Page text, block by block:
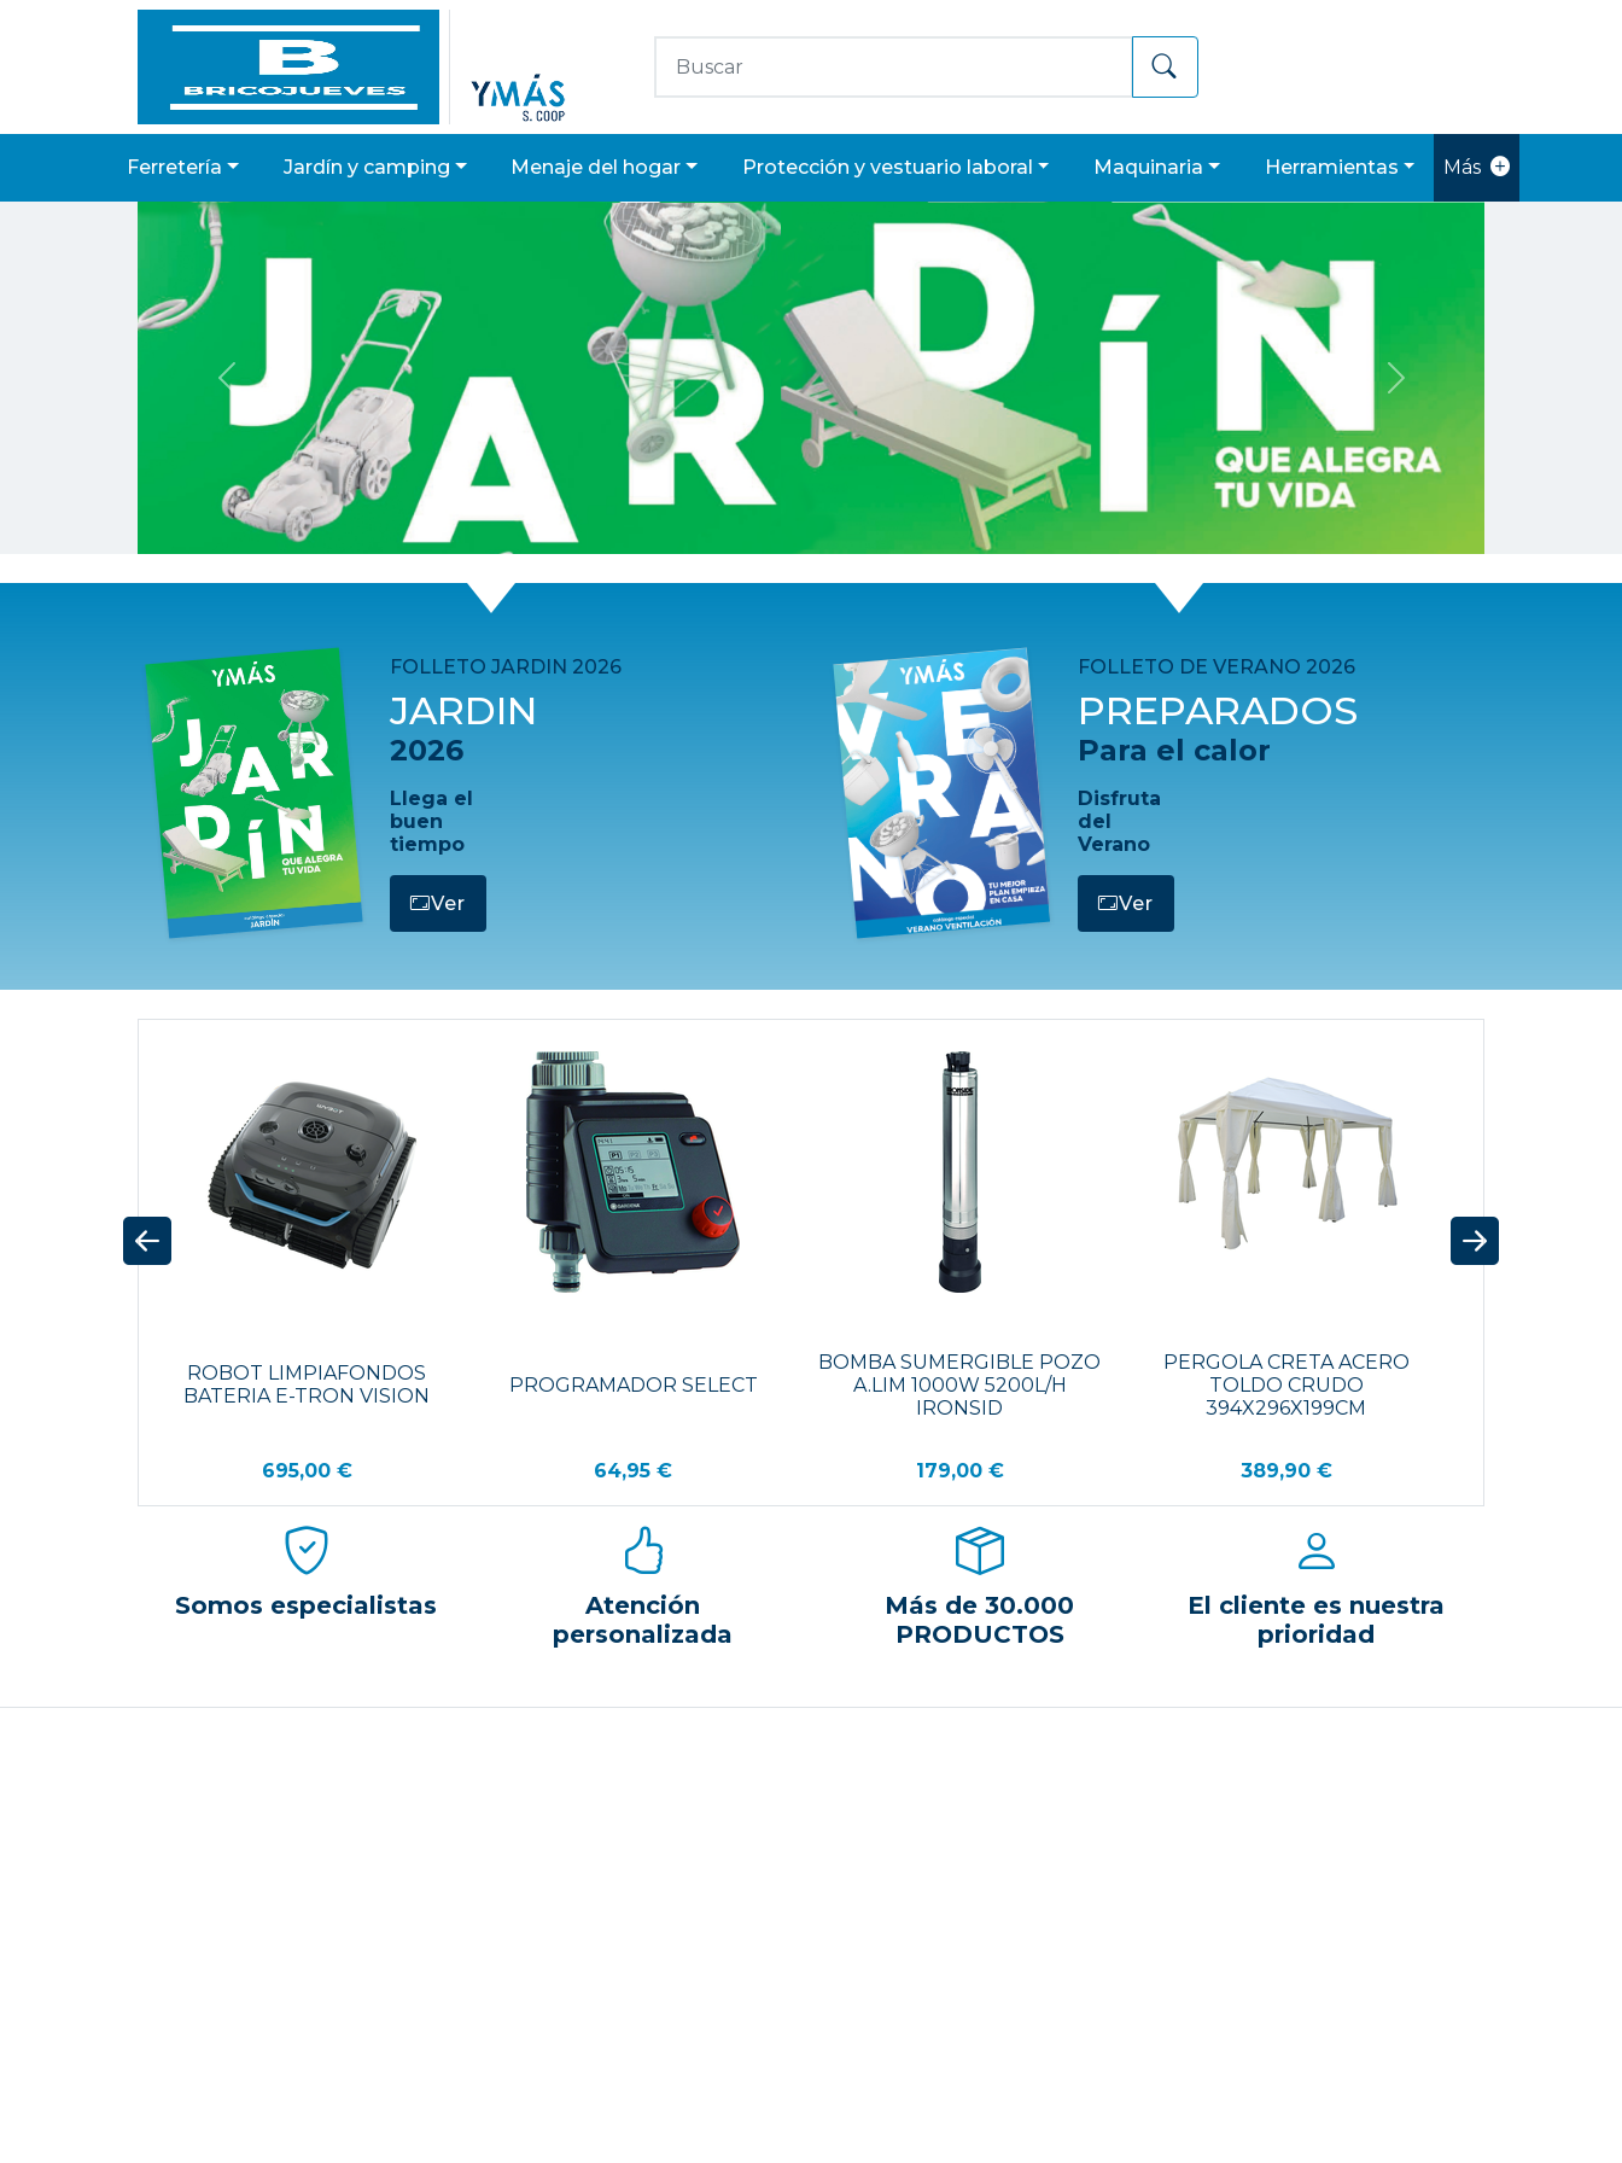
ferretería jardín y camping menaje del hogar protección y vestuario laboral maquinaria herramientas Más
Anterior Siguiente
FOLLETO JARDIN 2026
JARDIN
2026
Llega el
buen
tiempo
Ver
FOLLETO DE VERANO 2026
PREPARADOS
Para el calor
Disfruta
del
Verano
Ver
ROBOT LIMPIAFONDOS
BATERIA E-TRON VISION
695,00 €
PROGRAMADOR SELECT
64,95 €
BOMBA SUMERGIBLE POZO
A.LIM 1000W 5200L/H
IRONSID
179,00 €
PERGOLA CRETA ACERO
TOLDO CRUDO
394X296X199CM
389,90 €
Somos especialistas
Atención
personalizada
Más de 30.000
PRODUCTOS
El cliente es nuestra
prioridad